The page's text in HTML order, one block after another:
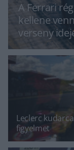
A Ferrari
kellene
verseny
Leclerc
figyelmet